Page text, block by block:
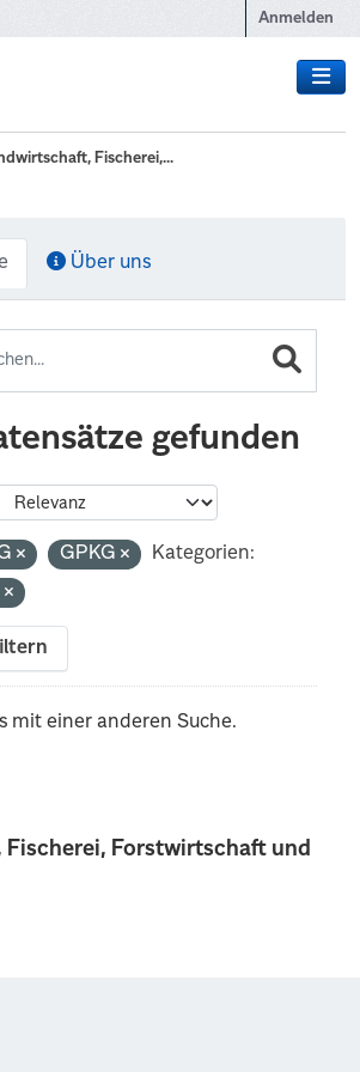
Anmelden
Fischerei,...
Forstwirtschaft und
Über uns
gefunden
GPKG
Kategorien:
mit einer anderen Suche.